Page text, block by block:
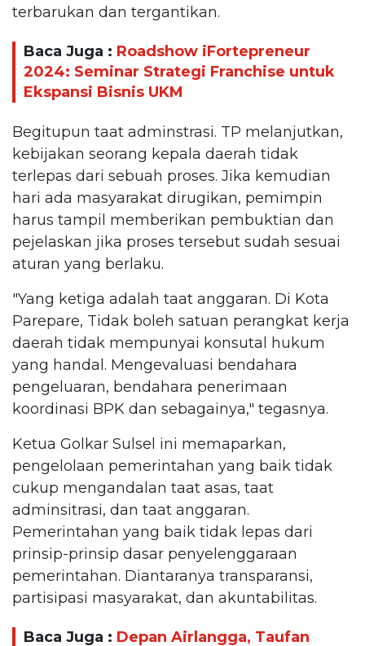
terbarukan dan tergantikan.
Baca Juga : Roadshow iFortepreneur
2024: Seminar Strategi Franchise untuk
Ekspansi Bisnis UKM
Begitupun taat adminstrasi. TP melanjutkan,
kebijakan seorang kepala daerah tidak
terlepas dari sebuah proses. Jika kemudian
hari ada masyarakat dirugikan, pemimpin
harus tampil memberikan pembuktian dan
pejelaskan jika proses tersebut sudah sesuai
aturan yang berlaku.
"Yang ketiga adalah taat anggaran. Di Kota
Parepare, Tidak boleh satuan perangkat kerja
daerah tidak mempunyai konsutal hukum
yang handal. Mengevaluasi bendahara
pengeluaran, bendahara penerimaan
koordinasi BPK dan sebagainya," tegasnya.
Ketua Golkar Sulsel ini memaparkan,
pengelolaan pemerintahan yang baik tidak
cukup mengandalan taat asas, taat
adminsitrasi, dan taat anggaran.
Pemerintahan yang baik tidak lepas dari
prinsip-prinsip dasar penyelenggaraan
pemerintahan. Diantaranya transparansi,
partisipasi masyarakat, dan akuntabilitas.
Baca Juga : Depan Airlangga, Taufan